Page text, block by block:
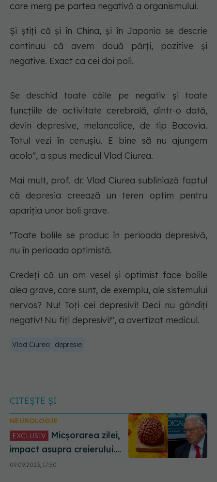
care merg pe partea negativă a organismului.
Și știți că și în China, și în Japonia se descrie
continuu că avem două părți, pozitive și
negative. Exact ca cei doi poli.
Se deschid toate căile pe negativ și toate
funcțiile de activitate cerebrală, dintr-o dată,
devin depresive, melancolice, de tip Bacovia.
Totul vezi în cenușiu. E bine să nu ajungem
acolo", a spus medicul Vlad Ciurea.
Mai mult, prof. dr. Vlad Ciurea subliniază faptul
că depresia creează un teren optim pentru
apariția unor boli grave.
"Toate bolile se produc în perioada depresivă,
nu în perioada optimistă.
Credeți că un om vesel și optimist face bolile
alea grave, care sunt, de exemplu, ale sistemului
nervos? Nu! Toți cei depresivi! Deci nu gândiți
negativ! Nu fiți depresivi!", a avertizat medicul.
Vlad Ciurea depresie
CITEȘTE ȘI
NEUROLOGIE
EXCLUSIV
impact asupra creierului.
Vlad Ciurea: Trebuie să
menținem odihna
09.09.2023, 17:50